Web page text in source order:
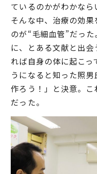
ているのかがわかなら
そんな中、治療の効
のが“毛細血管”だっ
に、とある文献と出
れば自身の体に起こ
うになると知った照
作ろう！」と決意。こ
だった。